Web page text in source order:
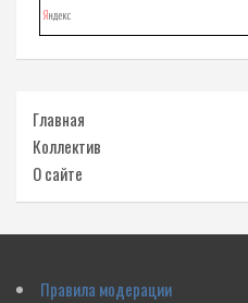
Главная
Коллектив
О сайте
Правила модерации